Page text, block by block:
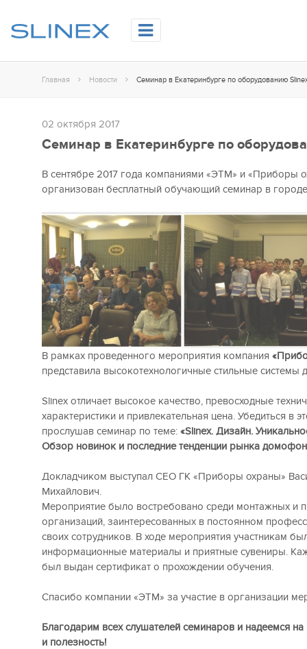
Главная Новости Семинар в Екатеринбурге по оборудованию
02 октября 2017
Семинар в Екатеринбурге по
В сентябре 2017 года компаниями «ЭТМ» и «Приборы
организован бесплатный обучающий семинар в
В рамках проведенного мероприятия компания
представила высокотехнологичные стильные системы
Slinex отличает высокое качество, превосходные
характеристики и привлекательная цена. Убедиться в
прослушав семинар по теме: «Slinex. Дизайн.
Обзор новинок и последние тенденции рынка
Докладчиком выступал CEO ГК «Приборы охраны»
Михайлович.
Мероприятие было востребовано среди монтажных и
организаций, заинтересованных в постоянном
своих сотрудников. В ходе мероприятия участникам
информационные материалы и приятные сувениры.
был выдан сертификат о прохождении обучения.
Спасибо компании «ЭТМ» за участие в организации
Благодарим всех слушателей семинаров и надеемся
и полезность!